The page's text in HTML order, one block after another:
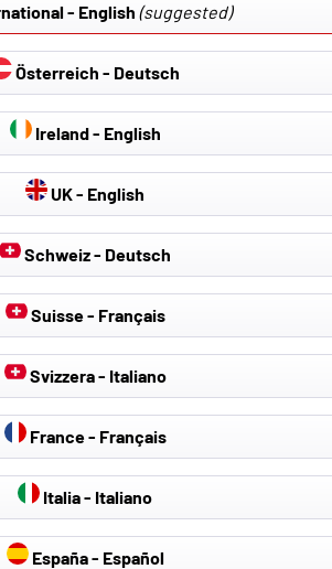
- English (suggested)
Österreich - Deutsch
Ireland - English
UK - English
Schweiz - Deutsch
Suisse - Français
Svizzera - Italiano
France - Français
Italia - Italiano
España - Español